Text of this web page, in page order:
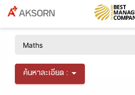
ค้นหาละเอียด :